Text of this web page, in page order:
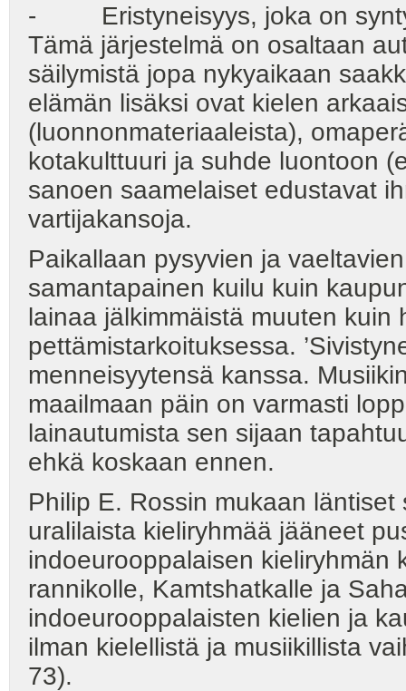
- Eristyneisyys, joka on
Tämä järjestelmä on osaltaan
säilymistä jopa nykyaikaan
elämän lisäksi ovat kielen
(luonnonmateriaaleista),
kotakulttuuri ja suhde luontoon
sanoen saamelaiset edustavat
vartijakansoja.
Paikallaan pysyvien ja
samantapainen kuilu kuin
lainaa jälkimmäistä muuten kuin
pettämistarkoituksessa.
menneisyytensä kanssa.
maailmaan päin on varmasti
lainautumista sen sijaan
ehkä koskaan ennen.
Philip E. Rossin mukaan
uralilaista kieliryhmää jääneet
indoeurooppalaisen kieliryhmän
rannikolle, Kamtshatkalle ja
indoeurooppalaisten kielien ja
ilman kielellistä ja musiikillista
73).